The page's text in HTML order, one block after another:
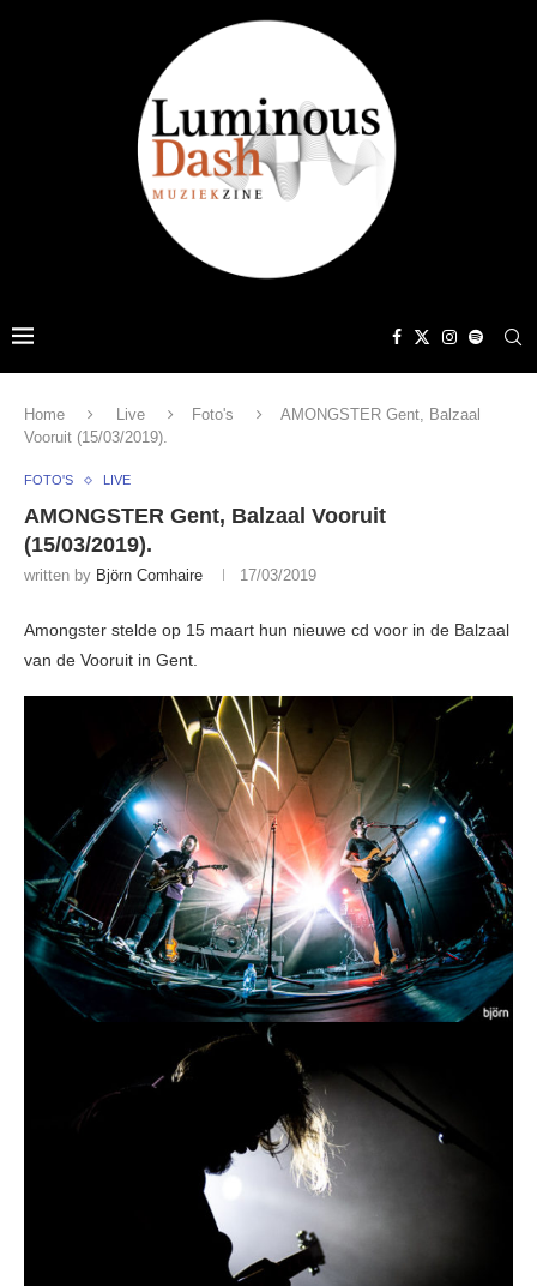
Home Live Foto's
AMONGSTER Gent, Balzaal
Vooruit (15/03/2019).
FOTO'S LIVE
AMONGSTER Gent, Balzaal Vooruit
(15/03/2019).
written by Björn Comhaire 17/03/2019
Amongster stelde op 15 maart hun nieuwe cd voor in de Balzaal
van de Vooruit in Gent.